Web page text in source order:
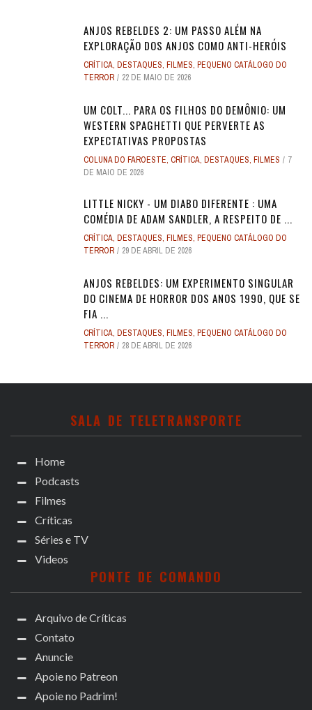
ANJOS REBELDES 2: UM PASSO ALÉM NA
EXPLORAÇÃO DOS ANJOS COMO ANTI-HERÓIS
CRÍTICA, DESTAQUES, FILMES, PEQUENO CATÁLOGO DO
TERROR
22 DE MAIO DE 2026
UM COLT... PARA OS FILHOS DO DEMÔNIO: UM
WESTERN SPAGHETTI QUE PERVERTE AS
EXPECTATIVAS PROPOSTAS
COLUNA DO FAROESTE, CRÍTICA, DESTAQUES, FILMES
7
DE MAIO DE 2026
LITTLE NICKY - UM DIABO DIFERENTE : UMA
COMÉDIA DE ADAM SANDLER, A RESPEITO DE ...
CRÍTICA, DESTAQUES, FILMES, PEQUENO CATÁLOGO DO
TERROR
29 DE ABRIL DE 2026
ANJOS REBELDES: UM EXPERIMENTO SINGULAR
DO CINEMA DE HORROR DOS ANOS 1990, QUE SE
FIA ...
CRÍTICA, DESTAQUES, FILMES, PEQUENO CATÁLOGO DO
TERROR
28 DE ABRIL DE 2026
SALA DE TELETRANSPORTE
Home
Podcasts
Filmes
Críticas
Séries e TV
Videos
PONTE DE COMANDO
Arquivo de Críticas
Contato
Anuncie
Apoie no Patreon
Apoie no Padrim!